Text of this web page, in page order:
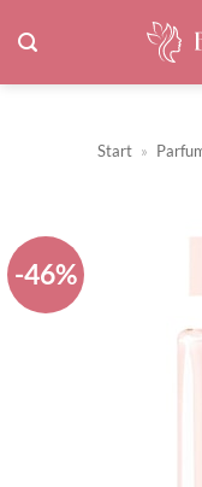
Inhalt
springen
Start »
-46%